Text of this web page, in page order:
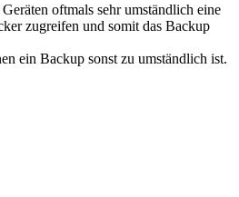
oftmals sehr umständlich eine
zugreifen und somit das Backup
ein Backup sonst zu umständlich ist.